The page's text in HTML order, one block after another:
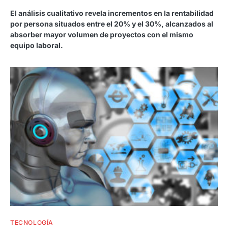
El análisis cualitativo revela incrementos en la rentabilidad
por persona situados entre el 20% y el 30%, alcanzados al
absorber mayor volumen de proyectos con el mismo
equipo laboral.
TECNOLOGÍA